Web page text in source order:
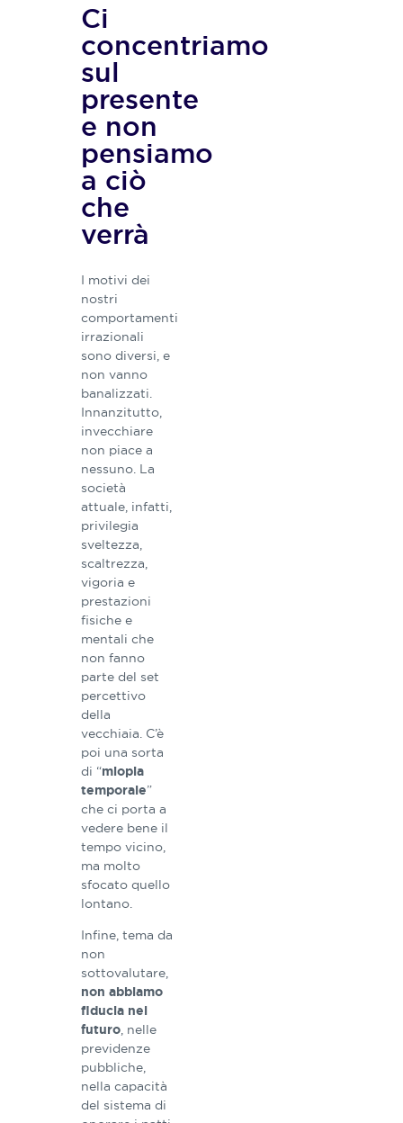
Ci
concentriamo
sul
presente
e non
pensiamo
a ciò
che
verrà
I motivi dei
nostri
comportamenti
irrazionali
sono diversi, e
non vanno
banalizzati.
Innanzitutto,
invecchiare
non piace a
nessuno. La
società
attuale, infatti,
privilegia
sveltezza,
scaltrezza,
vigoria e
prestazioni
fisiche e
mentali che
non fanno
parte del set
percettivo
della
vecchiaia. C’è
poi una sorta
di “miopia
temporale”
che ci porta a
vedere bene il
tempo vicino,
ma molto
sfocato quello
lontano.
Infine, tema da
non
sottovalutare,
non abbiamo
fiducia nel
futuro, nelle
previdenze
pubbliche,
nella capacità
del sistema di